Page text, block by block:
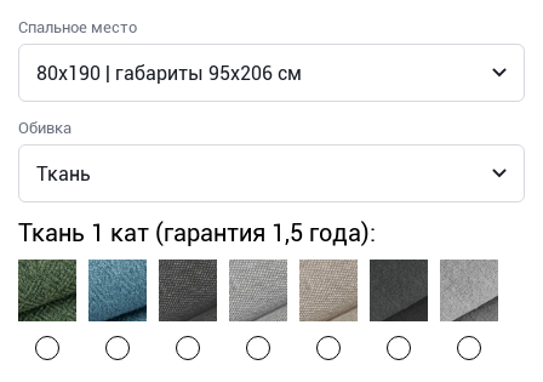
Спальное место
Обивка
Ткань 1 кат (гарантия 1,5 года):